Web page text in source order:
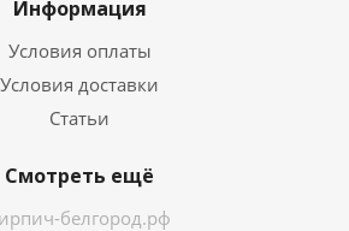
Информация
Условия оплаты
Условия доставки
Статьи
Смотреть ещё
белгород.рф